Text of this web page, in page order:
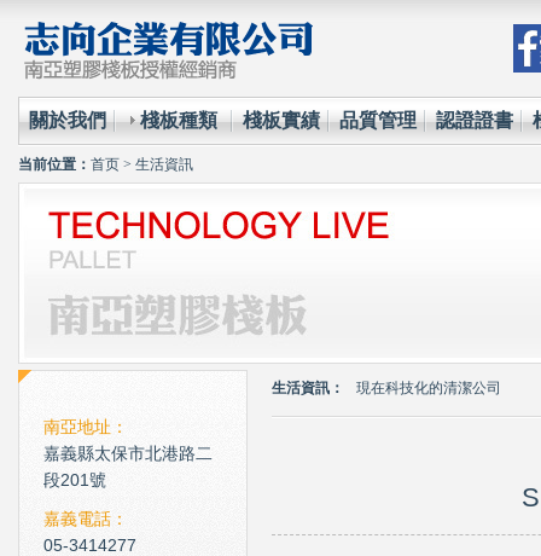
關於我們 棧板種類 棧板實績 品質管理 認證證書
当前位置： 首页 > 生活資訊
南亞地址：
嘉義縣太保市北港路二
段201號
嘉義電話：
05-3414277
生活資訊： 現在科技化的清潔公司
環保材質的使用已經成為全
台塑王永慶的傳奇一生與典